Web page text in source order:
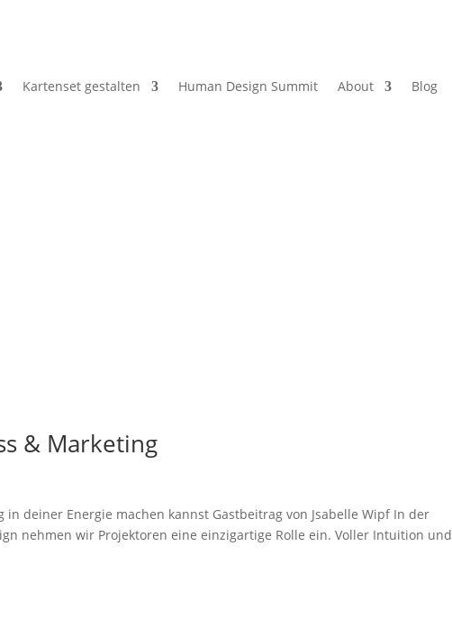
Kartenset gestalten Human Design Summit About Blog
& Marketing
in deiner Energie machen kannst Gastbeitrag von Jsabelle Wipf In der
nehmen wir Projektoren eine einzigartige Rolle ein. Voller Intuition und